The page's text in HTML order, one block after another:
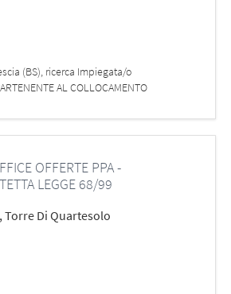
(BS), ricerca Impiegata/o
AL COLLOCAMENTO
con esperienza nella gestione dei
e ciclo passivo. La risorsa,
amministrativo,
quotidiana delle attività
garantendo pr
OFFERTE PPA -
LEGGE 68/99
,Torre Di Quartesolo